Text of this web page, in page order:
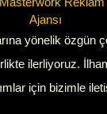
yönelik özgün
ilerliyoruz.
için bizimle